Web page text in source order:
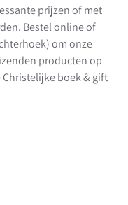
prijzen of met
Bestel online of
om onze
producten op
boek & gift